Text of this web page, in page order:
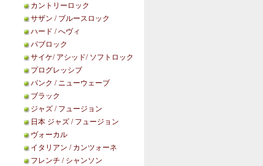
カントリーロック
サザン / ブルースロック
ハード / へヴィ
パブロック
サイケ/ アシッド/ ソフトロック
プログレッシブ
パンク / ニューウェーブ
ブラック
ジャズ / フュージョン
日本 ジャズ / フュージョン
ヴォーカル
イタリアン / カンツォーネ
フレンチ / シャンソン